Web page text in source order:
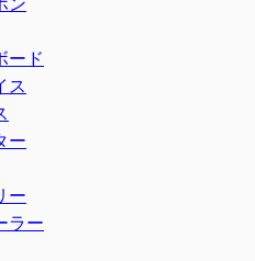
ード
ス
ー
ー
ラー